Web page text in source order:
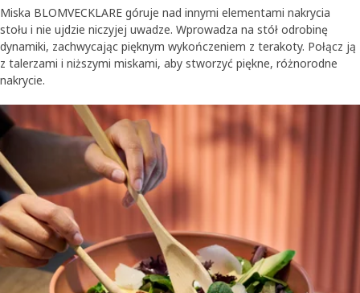
Miska BLOMVECKLARE góruje nad innymi elementami nakrycia
stołu i nie ujdzie niczyjej uwadze. Wprowadza na stół odrobinę
dynamiki, zachwycając pięknym wykończeniem z terakoty. Połącz ją
z talerzami i niższymi miskami, aby stworzyć piękne, różnorodne
nakrycie.